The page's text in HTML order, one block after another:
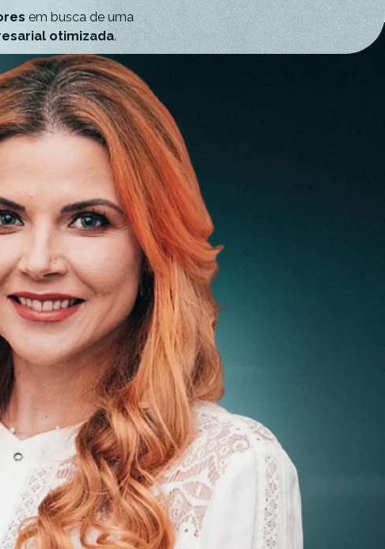
em busca de uma
otimizada.